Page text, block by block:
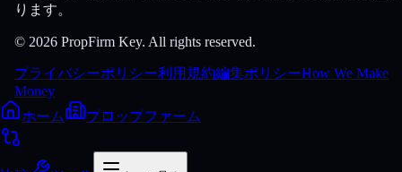
ります。
© 2026 PropFirm Key. All rights reserved.
プライバシーポリシー利用規約編集ポリシーHow We Make
Money
ホーム
プロップファーム